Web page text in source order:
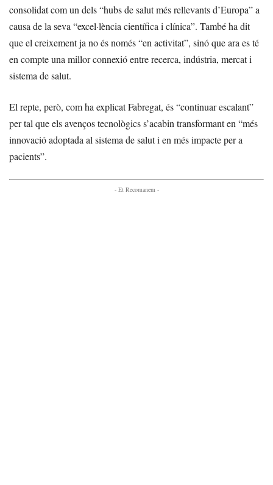
consolidat com un dels “hubs de salut més rellevants d’Europa” a
causa de la seva “excel·lència científica i clínica”. També ha dit
que el creixement ja no és només “en activitat”, sinó que ara es té
en compte una millor connexió entre recerca, indústria, mercat i
sistema de salut.
El repte, però, com ha explicat Fabregat, és “continuar escalant”
per tal que els avenços tecnològics s’acabin transformant en “més
innovació adoptada al sistema de salut i en més impacte per a
pacients”.
- Et Recomanem -